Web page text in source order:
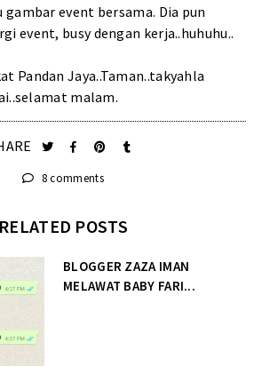
event bersama. Dia pun
event, busy dengan kerja..huhuhu..
Pandan Jaya..Taman..takyahla
malam.
8 comments
RELATED POSTS
BLOGGER ZAZA IMAN
MELAWAT BABY FARI...